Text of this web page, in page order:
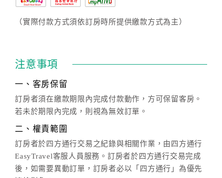
（實際付款方式須依訂房時所提供繳款方式為主）
注意事項
一、客房保留
訂房者須在繳款期限內完成付款動作，方可保留客房。
若未於期限內完成，則視為無效訂單。
二、權責範圍
訂房者於四方通行交易之紀錄與相關作業，由四方通行
EasyTravel客服人員服務。訂房者於四方通行交易完成
後，如需要異動訂單，訂房者必以「四方通行」為優先